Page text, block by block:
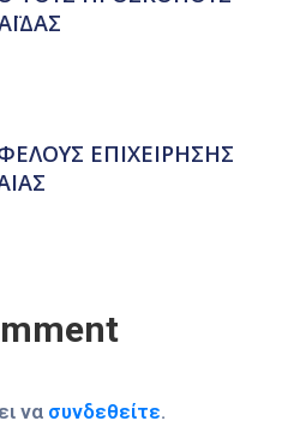
ΕΠΙΧΕΙΡΗΣΗΣ
να συνδεθείτε.